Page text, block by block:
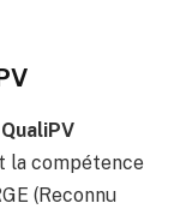
QualiPV
la compétence
(Reconnu